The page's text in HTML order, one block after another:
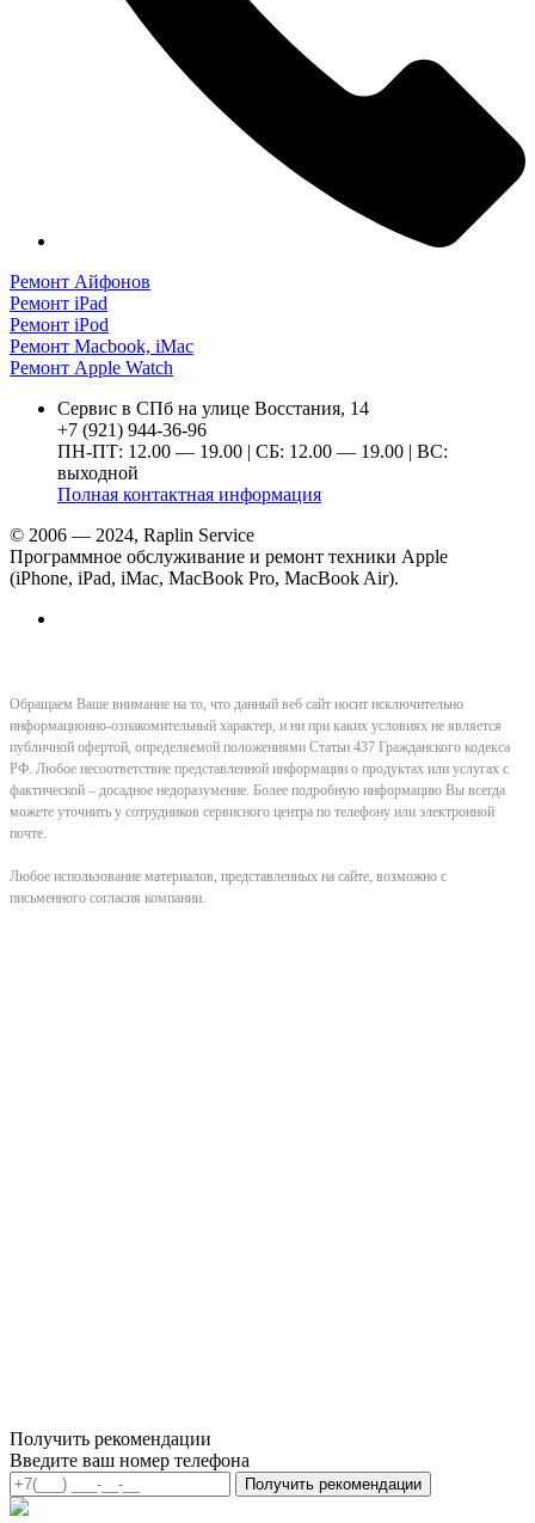
Ремонт Айфонов
Ремонт iPad
Ремонт iPod
Ремонт Macbook, iMac
Ремонт Apple Watch
Сервис в СПб на улице Восстания, 14
+7 (921) 944-36-96
ПН-ПТ: 12.00 — 19.00 | СБ: 12.00 — 19.00 | ВС:
выходной
Полная контактная информация
© 2006 — 2024, Raplin Service
Программное обслуживание и ремонт техники Apple
(iPhone, iPad, iMac, MacBook Pro, MacBook Air).
Обращаем Ваше внимание на то, что данный веб сайт носит исключительно
информационно-ознакомительный характер, и ни при каких условиях не является
публичной офертой, определяемой положениями Статьи 437 Гражданского кодекса
РФ. Любое несоответствие представленной информации о продуктах или услугах с
фактической – досадное недоразумение. Более подробную информацию Вы всегда
можете уточнить у сотрудников сервисного центра по телефону или электронной
почте.
Любое использование материалов, представленных на сайте, возможно с
письменного согласия компании.
Получить рекомендации
Введите ваш номер телефона
Получить рекомендации